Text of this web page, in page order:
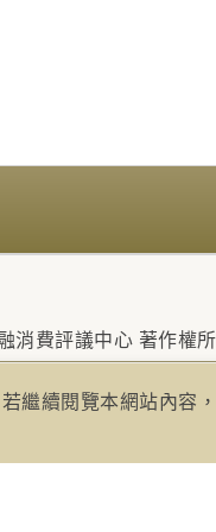
消費評議中心 著作權
繼續閱覽本網站內容